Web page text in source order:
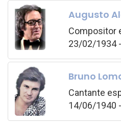
Augusto
Compositor
23/02/1934
Bruno
Cantante
14/06/1940